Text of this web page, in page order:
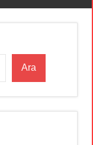
Ara